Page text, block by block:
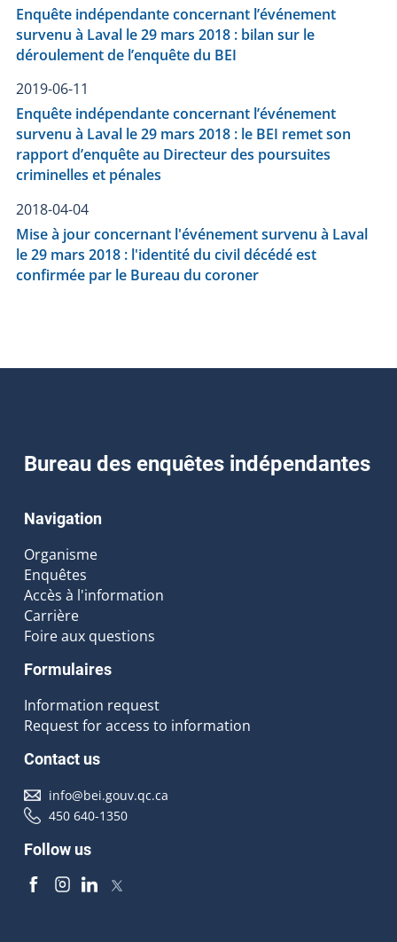
Enquête indépendante concernant l’événement
survenu à Laval le 29 mars 2018 : bilan sur le
déroulement de l’enquête du BEI
2019-06-11
Enquête indépendante concernant l’événement
survenu à Laval le 29 mars 2018 : le BEI remet son
rapport d’enquête au Directeur des poursuites
criminelles et pénales
2018-04-04
Mise à jour concernant l'événement survenu à Laval
le 29 mars 2018 : l'identité du civil décédé est
confirmée par le Bureau du coroner
Bureau des enquêtes indépendantes
Navigation
Organisme
Enquêtes
Accès à l'information
Carrière
Foire aux questions
Formulaires
Information request
Request for access to information
Contact us
info@bei.gouv.qc.ca
450 640-1350
Follow us